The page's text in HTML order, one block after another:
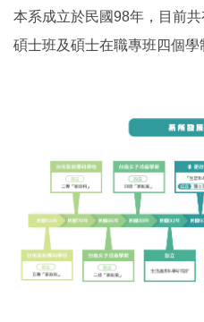
本系成立於民國98年，目前
碩士班及碩士在職專班四個學